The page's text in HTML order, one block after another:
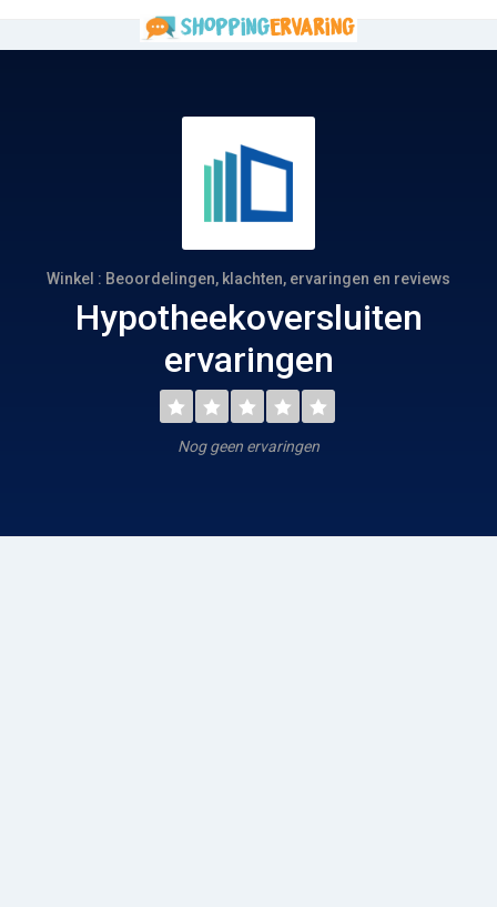
Winkel : Beoordelingen, klachten, ervaringen en reviews
Hypotheekoversluiten
ervaringen
Nog geen ervaringen